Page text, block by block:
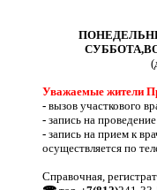
Уважаемые жители
- вызов участкового
- запись на
- запись на прием к
осуществляется по
Справочная,